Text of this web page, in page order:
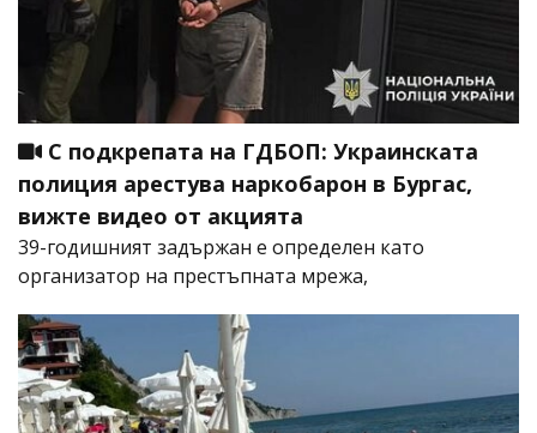
С подкрепата на ГДБОП: Украинската
полиция арестува наркобарон в Бургас,
вижте видео от акцията
39-годишният задържан е определен като
организатор на престъпната мрежа,